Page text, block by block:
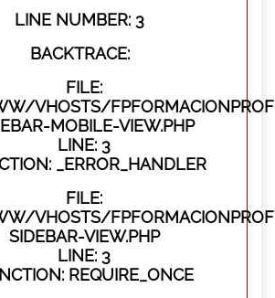
LINE NUMBER: 3
BACKTRACE:
FILE:
VHOSTS/
MOBILE-VIEW.PHP
LINE: 3
_ERROR_HANDLER
FILE:
VHOSTS/
SIDEBAR-VIEW.PHP
LINE: 3
REQUIRE_ONCE